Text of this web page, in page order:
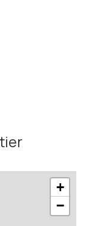
+
−